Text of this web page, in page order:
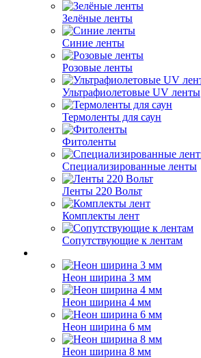
Зелёные ленты
Синие ленты
Розовые ленты
Ультрафиолетовые UV ленты
Термоленты для саун
Фитоленты
Специализированные ленты
Ленты 220 Вольт
Комплекты лент
Сопутствующие к лентам
Неон ширина 3 мм
Неон ширина 4 мм
Неон ширина 6 мм
Неон ширина 8 мм